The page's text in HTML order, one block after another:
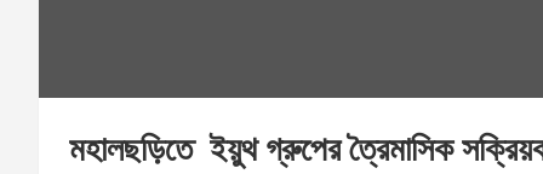
মহালছড়িতে ইয়ুথ গ্রুপের ত্রৈমাসিক